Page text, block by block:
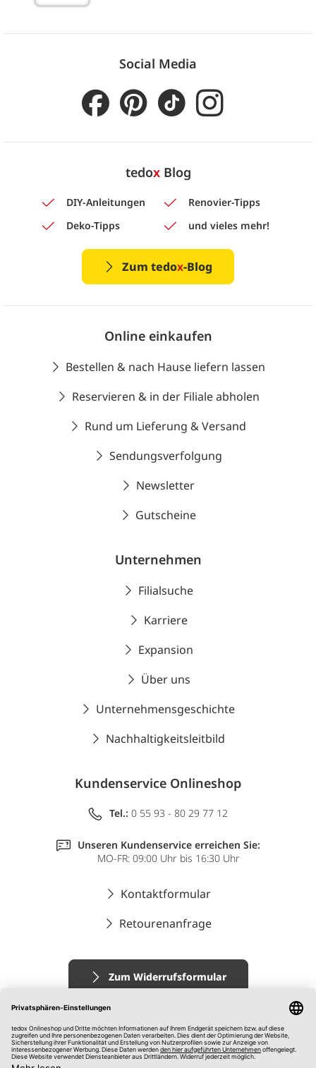
Social Media
tedoxBlog
DIY-Anleitungen
Renovier-Tipps
Deko-Tipps
und vieles mehr!
Zum tedox-Blog
Online einkaufen
Bestellen & nach Hause liefern lassen
Reservieren & in der Filiale abholen
Rund um Lieferung & Versand
Sendungsverfolgung
Newsletter
Gutscheine
Unternehmen
Filialsuche
Karriere
Expansion
Über uns
Unternehmensgeschichte
Nachhaltigkeitsleitbild
Kundenservice Onlineshop
Tel.: 0 55 93 - 80 29 77 12
Unseren Kundenservice erreichen Sie:
MO-FR: 09:00 Uhr bis 16:30 Uhr
Kontaktformular
Retourenanfrage
Zum Widerrufsformular
Impressum
AGB